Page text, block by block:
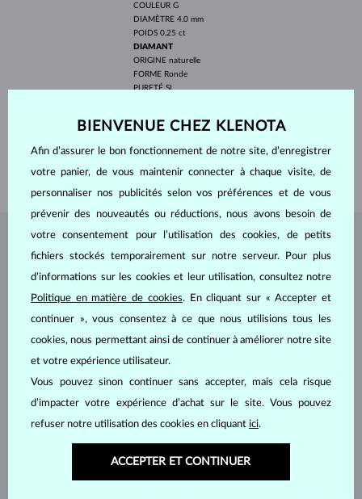
COULEUR G
DIAMÈTRE 4.0 mm
POIDS 0.25 ct
DIAMANT
ORIGINE naturelle
FORME Ronde
PURETÉ SI
POIDS0.12 ct
LARGEUR 2.30 mm
POIDS 2.55 g
BIJOUX DE L'ATELIER KLENOTA
BIENVENUE CHEZ KLENOTA
Afin d’assurer le bon fonctionnement de notre site, d’enregistrer
votre panier, de vous maintenir connecter à chaque visite, de
personnaliser nos publicités selon vos préférences et de vous
prévenir des nouveautés ou réductions, nous avons besoin de
votre consentement pour l’utilisation des cookies, de petits
fichiers stockés temporairement sur notre serveur. Pour plus
d’informations sur les cookies et leur utilisation, consultez notre
Politique en matière de cookies. En cliquant sur « Accepter et
continuer », vous consentez à ce que nous utilisions tous les
cookies, nous permettant ainsi de continuer à améliorer notre site
et votre expérience utilisateur.
Vous pouvez sinon continuer sans accepter, mais cela risque
d’impacter votre expérience d’achat sur le site. Vous pouvez
refuser notre utilisation des cookies en cliquant ici.
ACCEPTER ET CONTINUER